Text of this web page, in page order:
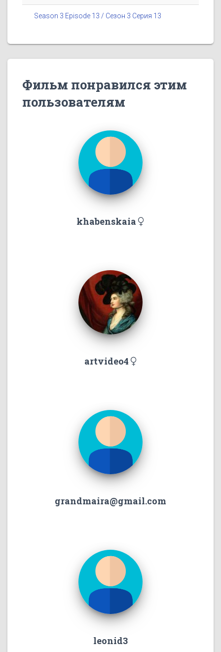
Season 3 Episode 13 / Сезон 3 Серия 13
Фильм понравился этим
пользователям
khabenskaia
artvideo4
grandmaira@gmail.com
leonid3